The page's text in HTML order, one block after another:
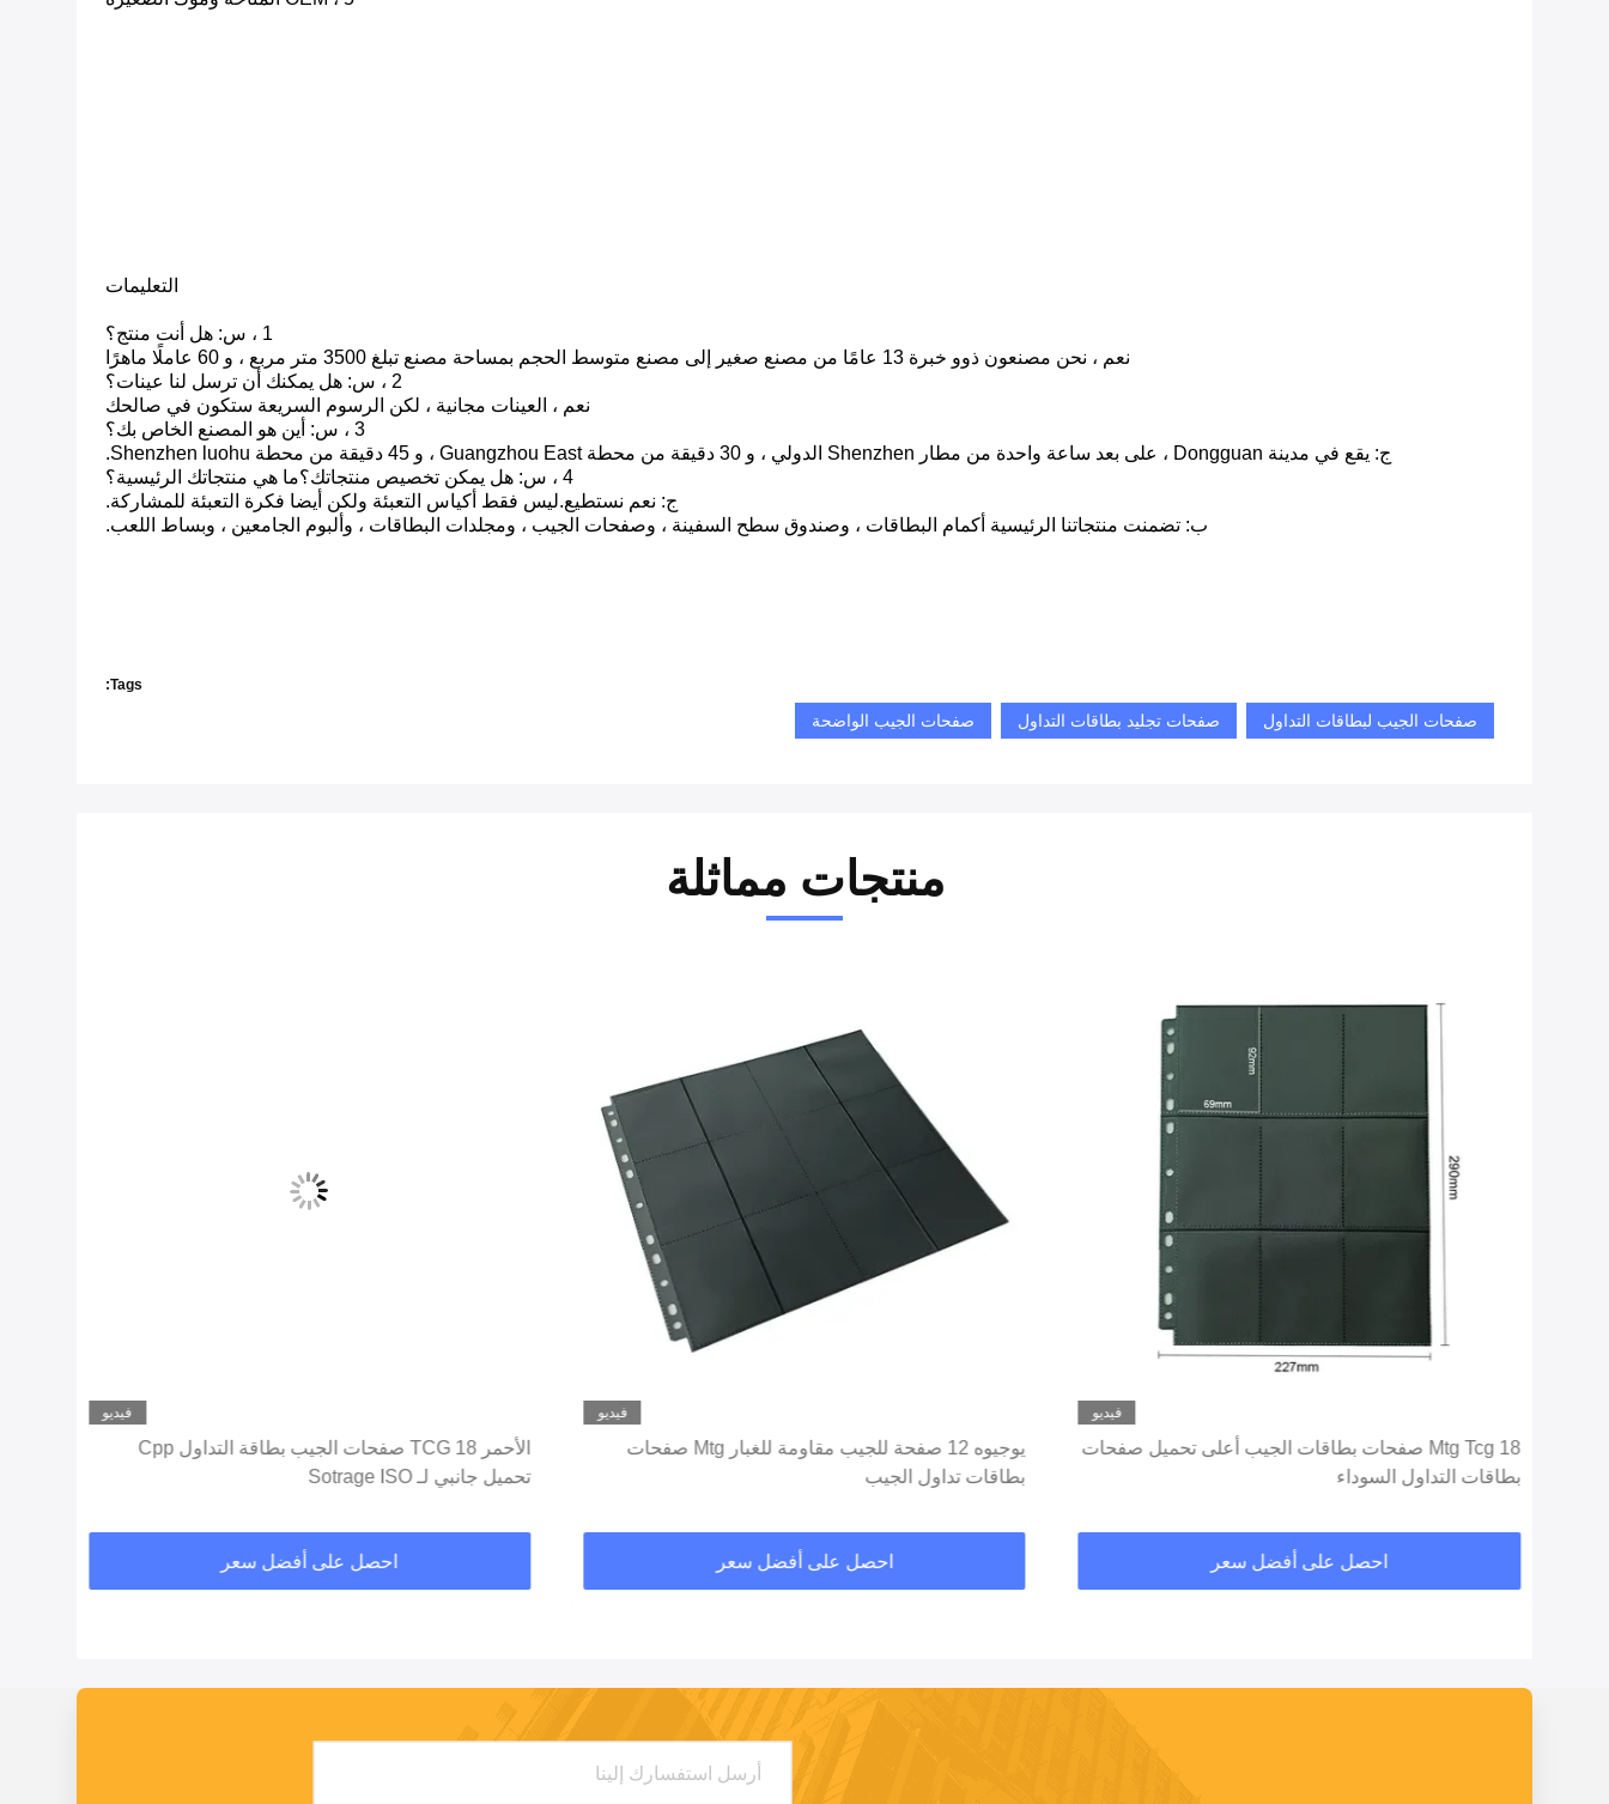
التعليمات
1 ، س: هل أنت منتج؟
نعم ، نحن مصنعون ذوو خبرة 13 عامًا من مصنع صغير إلى مصنع متوسط ​​الحجم بمساحة مصنع تبلغ 3500 متر مربع ، و 60 عاملًا ماهرًا
2 ، س: هل يمكنك أن ترسل لنا عينات؟
نعم ، العينات مجانية ، لكن الرسوم السريعة ستكون في صالحك
3 ، س: أين هو المصنع الخاص بك؟
ج: يقع في مدينة Dongguan ، على بعد ساعة واحدة من مطار Shenzhen الدولي ، و 30 دقيقة من محطة Guangzhou East ، و 45 دقيقة من محطة Shenzhen luohu.
4 ، س: هل يمكن تخصيص منتجاتك؟ما هي منتجاتك الرئيسية؟
ج: نعم نستطيع.ليس فقط أكياس التعبئة ولكن أيضا فكرة التعبئة للمشاركة.
ب: تضمنت منتجاتنا الرئيسية أكمام البطاقات ، وصندوق سطح السفينة ، وصفحات الجيب ، ومجلدات البطاقات ، وألبوم الجامعين ، وبساط اللعب.
Tags:
صفحات الجيب لبطاقات التداول صفحات تجليد بطاقات التداول صفحات الجيب الواضحة
منتجات مماثلة
فيديو
Mtg Tcg 18 صفحات بطاقات الجيب أعلى تحميل صفحات
بطاقات التداول السوداء
احصل على أفضل سعر
فيديو
يوجيوه 12 صفحة للجيب مقاومة للغبار Mtg صفحات
بطاقات تداول الجيب
احصل على أفضل سعر
فيديو
الأحمر TCG 18 صفحات الجيب بطاقة التداول Cpp
تحميل جانبي لـ Sotrage ISO
احصل على أفضل سعر